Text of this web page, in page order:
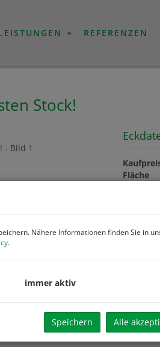
REFERENZEN
Stock!
Fläche
Nähere Informationen finden Sie in
.
immer aktiv
Speichern Alle